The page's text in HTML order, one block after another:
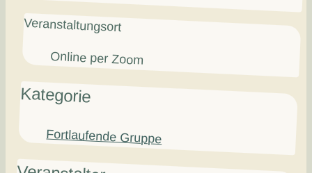
Veranstaltungsort
Online per Zoom
Kategorie
Fortlaufende Gruppe